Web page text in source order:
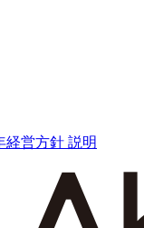
経営方針 説明